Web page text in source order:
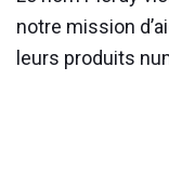
notre mission
leurs produits